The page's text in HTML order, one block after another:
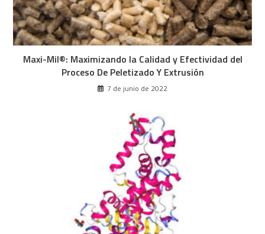
Maxi-Mil®: Maximizando la Calidad y Efectividad del
Proceso De Peletizado Y Extrusión
7 de junio de 2022